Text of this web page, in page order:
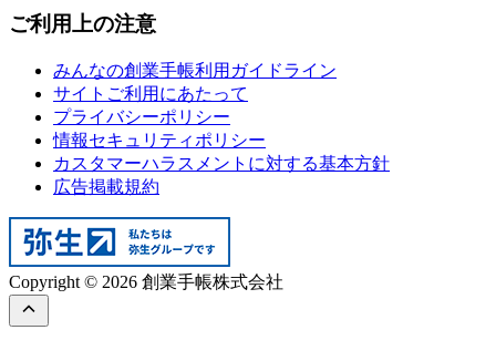
ご利用上の注意
みんなの創業手帳利用ガイドライン
サイトご利用にあたって
プライバシーポリシー
情報セキュリティポリシー
カスタマーハラスメントに対する基本方針
広告掲載規約
Copyright © 2026 創業手帳株式会社